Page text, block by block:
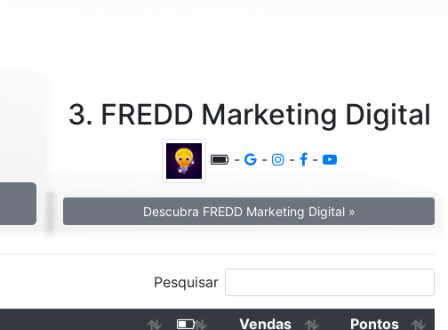
3. FREDD Marketing Digital
- - - -
Descubra FREDD Marketing Digital »
Pesquisar
Vendas
Pontos